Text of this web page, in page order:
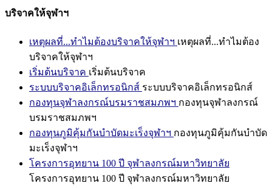
บริจาคให้จุฬาฯ
เหตุผลที่...ทำไมต้องบริจาคให้จุฬาฯ เหตุผลที่...ทำไมต้อง
บริจาคให้จุฬาฯ
เริ่มต้นบริจาค เริ่มต้นบริจาค
ระบบบริจาคอิเล็กทรอนิกส์ ระบบบริจาคอิเล็กทรอนิกส์
กองทุนจุฬาลงกรณ์บรมราชสมภพฯ กองทุนจุฬาลงกรณ์
บรมราชสมภพฯ
กองทุนภูมิคุ้มกันบำบัดมะเร็งจุฬาฯ กองทุนภูมิคุ้มกันบำบัด
มะเร็งจุฬาฯ
โครงการอุทยาน 100 ปี จุฬาลงกรณ์มหาวิทยาลัย
โครงการอุทยาน 100 ปี จุฬาลงกรณ์มหาวิทยาลัย